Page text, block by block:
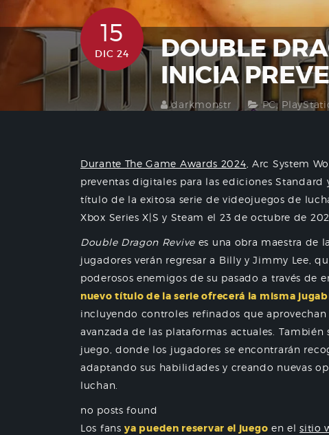
15
DIC 24
DOUBLE
INICIA
darkmonstr PC,
Durante The Game Awards 2024 , Arc System
preventas digitales para las ediciones Standard
título de la exitosa serie de videojuegos de
Xbox Series X|S y Steam el 23 de octubre de
Double Dragon Revive es una obra maestra de
jugadores verán regresar a Billy y Jimmy Lee,
poderosos enemigos de su pasado a través de
nuevo título de la serie ofrecerá la misma
incluyendo controles refinados que
avanzada de las plataformas actuales.
juego, donde los jugadores se encontrarán
adaptando sus habilidades y creando nuevas
luchan.
no posts found
Los fansya pueden reservar el juego en elsitio